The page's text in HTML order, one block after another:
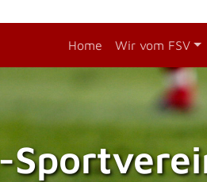
Home Wir vom FSV